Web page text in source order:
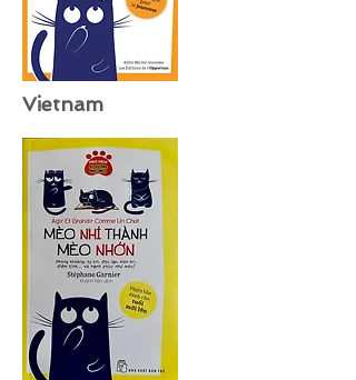
Vietnam